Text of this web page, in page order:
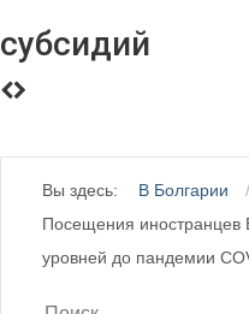
субсидий
Вы здесь: В Болгарии
Посещения иностранцев
уровней до пандемии